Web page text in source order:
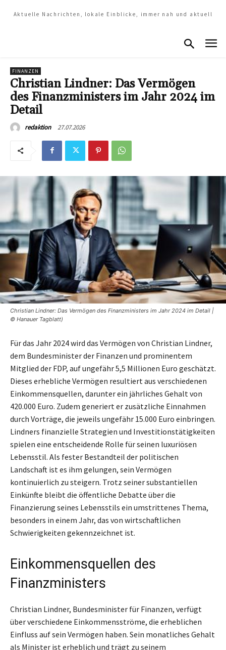
Aktuelle Nachrichten, lokale Einblicke, immer nah und aktuell
FINANZEN
Christian Lindner: Das Vermögen
des Finanzministers im Jahr 2024 im
Detail
redaktion 27.07.2026
Christian Lindner: Das Vermögen des Finanzministers im Jahr 2024 im Detail |
© Hanauer Tagblatt)
Für das Jahr 2024 wird das Vermögen von Christian Lindner,
dem Bundesminister der Finanzen und prominentem
Mitglied der FDP, auf ungefähr 5,5 Millionen Euro geschätzt.
Dieses erhebliche Vermögen resultiert aus verschiedenen
Einkommensquellen, darunter ein jährliches Gehalt von
420.000 Euro. Zudem generiert er zusätzliche Einnahmen
durch Vorträge, die jeweils ungefähr 15.000 Euro einbringen.
Lindners finanzielle Strategien und Investitionstätigkeiten
spielen eine entscheidende Rolle für seinen luxuriösen
Lebensstil. Als fester Bestandteil der politischen
Landschaft ist es ihm gelungen, sein Vermögen
kontinuierlich zu steigern. Trotz seiner substantiellen
Einkünfte bleibt die öffentliche Debatte über die
Finanzierung seines Lebensstils ein umstrittenes Thema,
besonders in einem Jahr, das von wirtschaftlichen
Schwierigkeiten gekennzeichnet ist.
Einkommensquellen des
Finanzministers
Christian Lindner, Bundesminister für Finanzen, verfügt
über verschiedene Einkommensströme, die erheblichen
Einfluss auf sein Vermögen haben. Sein monatliches Gehalt
als Minister ist erheblich und trägt zu seinem